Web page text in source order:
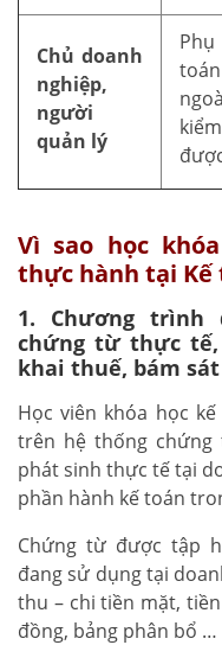
Chủ doanh
nghiệp,
người
quản lý
Vì sao học
thực hành tại Kế
1. Chương
chứng từ thực
khai thuế, bám
Học viên khóa học
trên hệ thống
phát sinh thực tế tại
phần hành kế toán
Chứng từ được tập
đang sử dụng tại
thu – chi tiền mặt,
đồng, bảng phân bổ …